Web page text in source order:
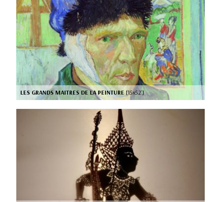
LES GRANDS MAITRES DE LA PEINTURE[15x52’]